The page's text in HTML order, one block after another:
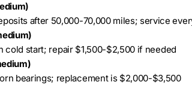
after 50,000-70,000 miles; service
cold start; repair $1,500-$2,500 if needed
bearings; replacement is $2,000-$3,500